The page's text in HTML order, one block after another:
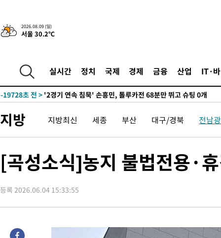
2026.08.09 (일)
서울 30.2℃
실시간 정치 국제 경제 금융 산업 IT·
2시간 전 >“美 이란전 무기 소진…북한과 분쟁시 주한 미군 취약해질 수 있어”
-20529초 전 >
"얼마나 더웠으면"…안동 물길공원서 헤엄친 구렁이 '소동'
-20456초 전 >
-19728초 전 > '2경기 연속 침묵' 손흥민, 톨루카전 68분만 뛰고 슈팅 0개
-5362초 전 >
'여긴 20도, 저긴 50도'…열화상 카메라로 본 폭염 저감시설 '온
-4833초 전 >콜롬비아 신임 우파 대통령 취임 하루만에 차량폭탄 폭발 사건
1시간 전 >이군이 불법 군시설 건설한 레바논 남부에서 레바논군 3명 폭발로
2시간 전 >美 국방부, 켄달 전 공군장관 보안허가 취소…“에어포스원 기밀정
2시간 전 >‘축구의 신’ 아르헨티나 축구 선수 메시의 부친 지병 별세
-25164초 전 >
[속보]장은수, KLPGA 제주삼다수 역전 우승…데뷔 10년 차에
지방 지방최신 세종 부산 대구/경북 전남
[곡성소식]농지 불법전용·
등록 2026.06.04 15:33:55